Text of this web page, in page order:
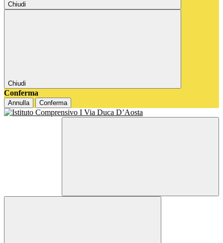
Chiudi
Chiudi
Conferma
Annulla Conferma